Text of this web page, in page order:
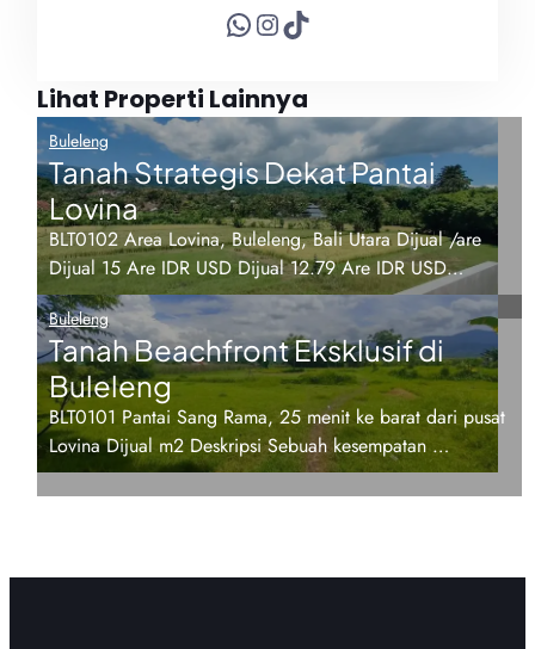
WhatsApp Instagram TikTok
Lihat Properti Lainnya
Buleleng
Tanah Strategis Dekat Pantai
Lovina
BLT0102 Area Lovina, Buleleng, Bali Utara Dijual /are
Dijual 15 Are IDR USD Dijual 12.79 Are IDR USD…
Buleleng
Tanah Beachfront Eksklusif di
Buleleng
BLT0101 Pantai Sang Rama, 25 menit ke barat dari pusat
Lovina Dijual m2 Deskripsi Sebuah kesempatan …